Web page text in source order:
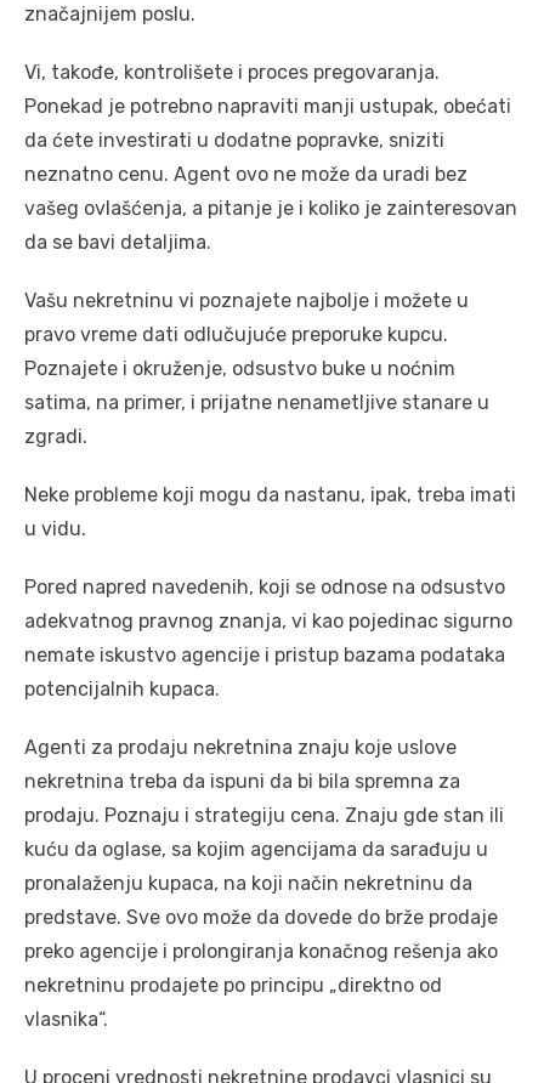
značajnijem poslu.
Vi, takođe, kontrolišete i proces pregovaranja.
Ponekad je potrebno napraviti manji ustupak, obećati
da ćete investirati u dodatne popravke, sniziti
neznatno cenu. Agent ovo ne može da uradi bez
vašeg ovlašćenja, a pitanje je i koliko je zainteresovan
da se bavi detaljima.
Vašu nekretninu vi poznajete najbolje i možete u
pravo vreme dati odlučujuće preporuke kupcu.
Poznajete i okruženje, odsustvo buke u noćnim
satima, na primer, i prijatne nenametljive stanare u
zgradi.
Neke probleme koji mogu da nastanu, ipak, treba imati
u vidu.
Pored napred navedenih, koji se odnose na odsustvo
adekvatnog pravnog znanja, vi kao pojedinac sigurno
nemate iskustvo agencije i pristup bazama podataka
potencijalnih kupaca.
Agenti za prodaju nekretnina znaju koje uslove
nekretnina treba da ispuni da bi bila spremna za
prodaju. Poznaju i strategiju cena. Znaju gde stan ili
kuću da oglase, sa kojim agencijama da sarađuju u
pronalaženju kupaca, na koji način nekretninu da
predstave. Sve ovo može da dovede do brže prodaje
preko agencije i prolongiranja konačnog rešenja ako
nekretninu prodajete po principu „direktno od
vlasnika“.
U proceni vrednosti nekretnine prodavci vlasnici su